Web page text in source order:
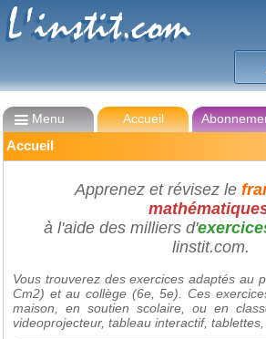
L'instit.com
L'instit.com
Menu Accueil
Accueil
Apprenez et révisez le
à l'aide des milliers d'
linstit.com.
Vous trouverez des exercices adaptés au
Cm2) et au collège (6e, 5e). Ces
maison, en soutien scolaire, ou en
videoprojecteur, tableau interactif, tablettes,